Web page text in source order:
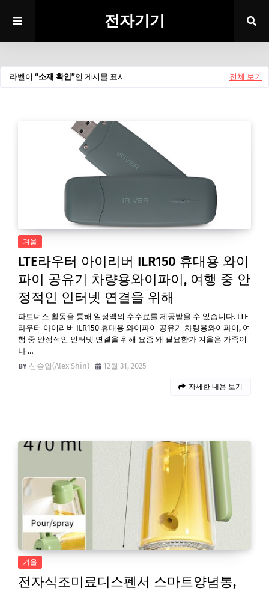
전자기기
라벨이 소재 확인 인 게시물 표시 전체 보기
겨울
LTE라우터 아이리버 ILR150 휴대용 와이
파이 공유기 차량용와이파이, 여행 중 안
정적인 인터넷 연결을 위해
파트너스 활동을 통해 일정액의 수수료를 제공받을 수 있습니다. LTE
라우터 아이리버 ILR150 휴대용 와이파이 공유기 차량용와이파이, 여
행 중 안정적인 인터넷 연결을 위해 요즘 왜 필요한가 겨울은 가족이
나 …
신승엽(Alex Shin)
12월 31, 2025
자세한 내용 보기
겨울
전자식조미료디스펜서 스마트양념통,